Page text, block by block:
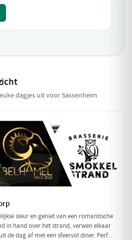
dagjes uit voor Sassenheim
sleur en geniet van een romantische
in hand over het strand, verwen elkaar
de dag af met een sfeervol diner. Perfect